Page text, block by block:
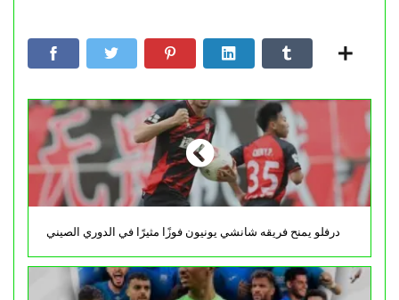
درفلو يمنح فريقه شانشي يونيون فوزًا مثيرًا في الدوري الصيني